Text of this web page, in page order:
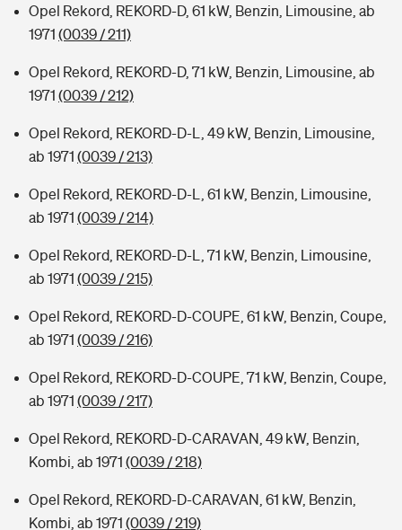
Kinderunfall-Check: Mehr Sicherheit für deine Kids
Typklassen: So ist Ihr Auto eingestuft
Sie haben Fragen?
Opel Rekord, REKORD-D, 61 kW, Benzin, Limousine, ab
1971 (0039 / 211)
Opel Rekord, REKORD-D, 71 kW, Benzin, Limousine, ab
1971 (0039 / 212)
Opel Rekord, REKORD-D-L, 49 kW, Benzin, Limousine,
ab 1971 (0039 / 213)
Opel Rekord, REKORD-D-L, 61 kW, Benzin, Limousine,
ab 1971 (0039 / 214)
Opel Rekord, REKORD-D-L, 71 kW, Benzin, Limousine,
ab 1971 (0039 / 215)
Opel Rekord, REKORD-D-COUPE, 61 kW, Benzin, Coupe,
ab 1971 (0039 / 216)
Opel Rekord, REKORD-D-COUPE, 71 kW, Benzin, Coupe,
ab 1971 (0039 / 217)
Opel Rekord, REKORD-D-CARAVAN, 49 kW, Benzin,
Kombi, ab 1971 (0039 / 218)
Opel Rekord, REKORD-D-CARAVAN, 61 kW, Benzin,
Kombi, ab 1971 (0039 / 219)